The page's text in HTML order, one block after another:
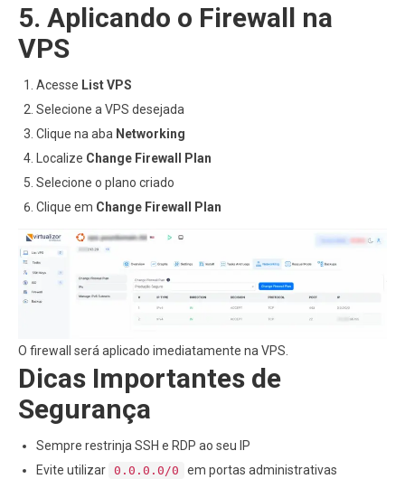
5. Aplicando o Firewall na
VPS
Acesse List VPS
Selecione a VPS desejada
Clique na aba Networking
Localize Change Firewall Plan
Selecione o plano criado
Clique em Change Firewall Plan
O firewall será aplicado imediatamente na VPS.
Dicas Importantes de
Segurança
Sempre restrinja SSH e RDP ao seu IP
Evite utilizar 0.0.0.0/0
em portas administrativas